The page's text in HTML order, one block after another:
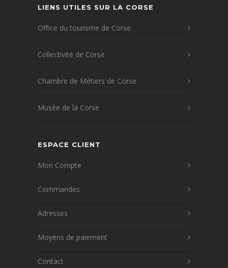
LIENS UTILES SUR LA CORSE
Office du tourisme de Corse
Collectivité de Corse
Chambre de Métiers de Corse
Musée de la Corse
ESPACE CLIENT
Mon Compte
Commandes
Adresses
Moyens de paiement
Contact